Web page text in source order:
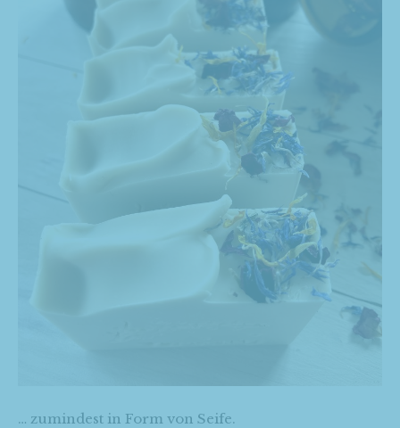
… zumindest in Form von Seife.